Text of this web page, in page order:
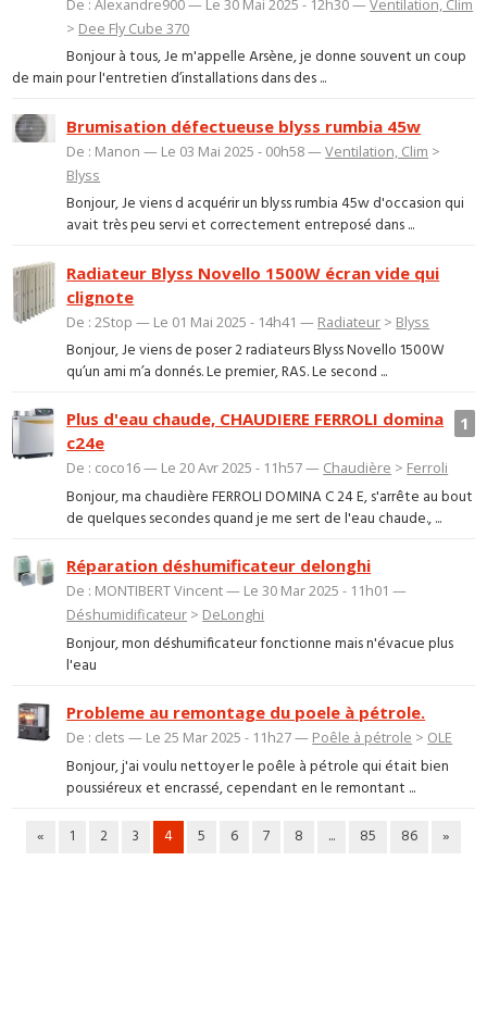
De : Alexandre900 — Le 30 Mai 2025 - 12h30 —Ventilation, Clim
> Dee Fly Cube 370
Bonjour à tous, Je m'appelle Arsène, je donne souvent un coup
de main pour l'entretien d’installations dans des ...
Brumisation défectueuse blyss rumbia 45w
De : Manon — Le 03 Mai 2025 - 00h58 —Ventilation, Clim >
Blyss
Bonjour, Je viens d acquérir un blyss rumbia 45w d'occasion qui
avait très peu servi et correctement entreposé dans ...
Radiateur Blyss Novello 1500W écran vide qui
clignote
De : 2Stop — Le 01 Mai 2025 - 14h41 — Radiateur > Blyss
Bonjour, Je viens de poser 2 radiateurs Blyss Novello 1500W
qu’un ami m’a donnés. Le premier, RAS. Le second ...
1
Plus d'eau chaude, CHAUDIERE FERROLI domina
c24e
De : coco16 — Le 20 Avr 2025 - 11h57 — Chaudière > Ferroli
Bonjour, ma chaudière FERROLI DOMINA C 24 E, s'arrête au bout
de quelques secondes quand je me sert de l'eau chaude., ...
Réparation déshumificateur delonghi
De : MONTIBERT Vincent — Le 30 Mar 2025 - 11h01 —
Déshumidificateur > DeLonghi
Bonjour, mon déshumificateur fonctionne mais n'évacue plus
l'eau
Probleme au remontage du poele à pétrole.
De : clets — Le 25 Mar 2025 - 11h27 — Poêle à pétrole > OLE
Bonjour, j'ai voulu nettoyer le poêle à pétrole qui était bien
poussiéreux et encrassé, cependant en le remontant ...
« 1 2 3 4 5 6 7 8 ... 85 86 »